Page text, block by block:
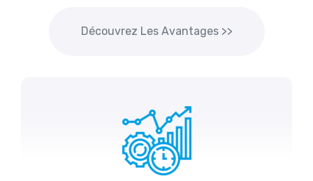
Découvrez Les Avantages >>